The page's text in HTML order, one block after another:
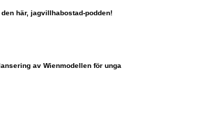
den här, jagvillhabostad-podden!
av Wienmodellen för unga